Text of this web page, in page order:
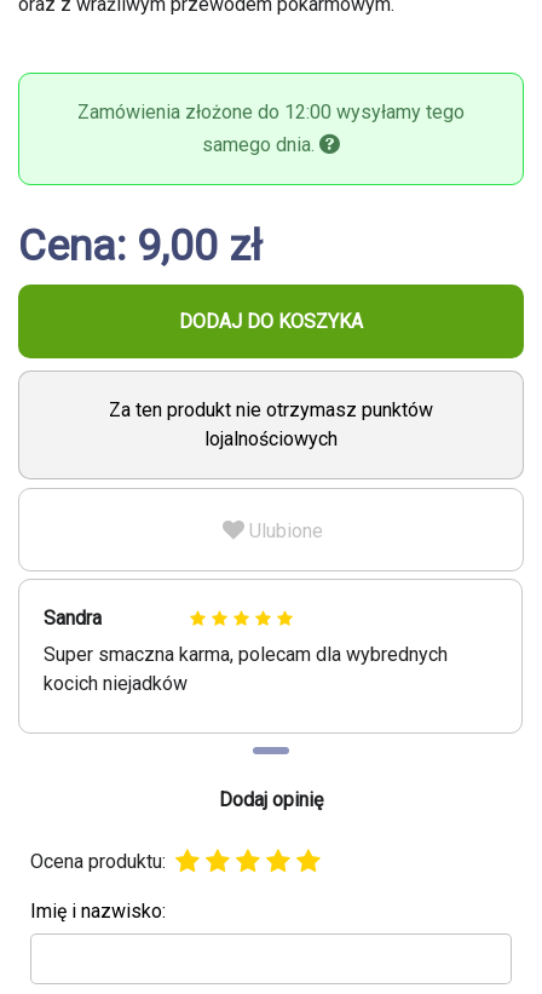
oraz z wrażliwym przewodem pokarmowym.
Zamówienia złożone do 12:00 wysyłamy tego
samego dnia.
Cena: 9,00 zł
DODAJ DO KOSZYKA
Za ten produkt nie otrzymasz punktów
lojalnościowych
Ulubione
Sandra
Super smaczna karma, polecam dla wybrednych
kocich niejadków
Dodaj opinię
Ocena produktu:
Imię i nazwisko: